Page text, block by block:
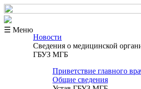
☰ Меню
Новости
Сведения о медицинской
ГБУЗ МГБ
Приветствие главного
Общие сведения